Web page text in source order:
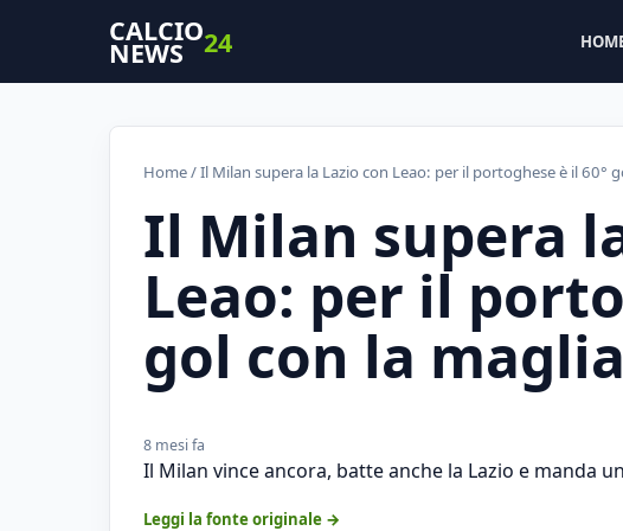
CALCIO
NEWS 24
Home/ Il Milan supera la Lazio con Leao: per il portoghese è il 60°
Il Milan supera
Leao: per il
gol con la
8 mesi fa
Il Milan vince ancora, batte anche la Lazio e manda
Leggi la fonte originale →